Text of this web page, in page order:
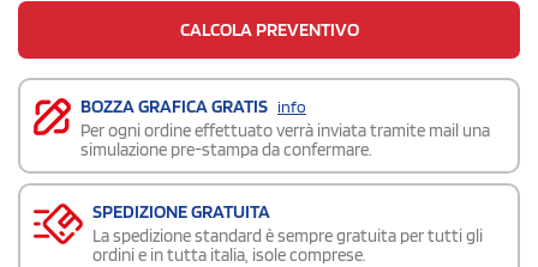
CALCOLA PREVENTIVO
BOZZA GRAFICA GRATIS info
Per ogni ordine effettuato verrà inviata tramite mail una
simulazione pre-stampa da confermare.
SPEDIZIONE GRATUITA
La spedizione standard è sempre gratuita per tutti gli
ordini e in tutta italia, isole comprese.